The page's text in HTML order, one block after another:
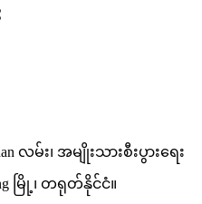
လမ်း၊ အမျိုးသားစီးပွားရေး
မြို့၊ တရုတ်နိုင်ငံ။